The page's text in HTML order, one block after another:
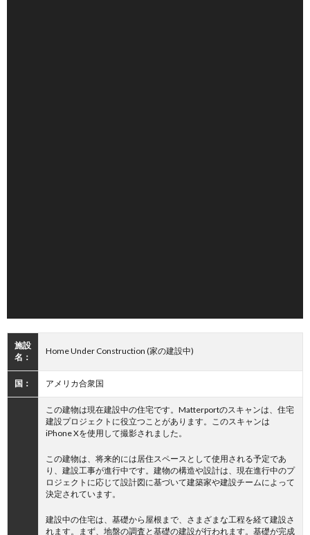
施設
名：
Home Under Construction (家の建設中)
国： アメリカ合衆国
この建物は現在建設中の住宅です。Matterportのスキャンは、住宅
建設プロジェクトに役立つことがあります。このスキャンは
iPhone Xを使用して撮影されました。
この建物は、将来的には居住スペースとして使用される予定であ
り、建設工事が進行中です。建物の構造や設計は、現在進行中のプ
ロジェクトに応じて設計図に基づいて建築家や建設チームによって
決定されています。
建設中の住宅は、基礎から屋根まで、さまざまな工程を経て建設さ
れます。まず、地盤の調査と基礎の建設が行われます。基礎が完成